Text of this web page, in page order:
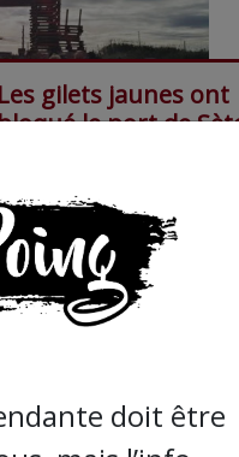
Les gilets jaunes ont
le port de
de
doit être